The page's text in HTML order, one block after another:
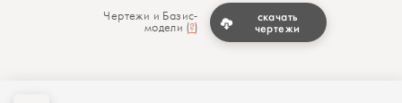
Чертежи и Базис-
модели (?)
скачать
чертежи